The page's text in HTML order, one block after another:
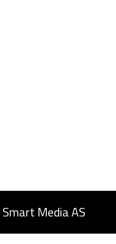
Smart Media AS